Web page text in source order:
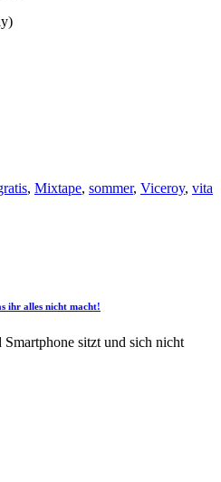
, Mixtape, sommer, Viceroy, vita
ihr alles nicht macht!
sitzt und sich nicht